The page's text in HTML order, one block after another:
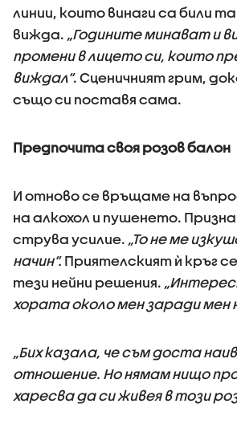
линии, които винаги са били
вижда. „Годините минават и
промени в лицето си, които
виждал“. Сценичният грим,
също си поставя сама.
Предпочита своя розов балон
И отново се връщаме на
на алкохол и пушенето.
струва усилие. „То не ме
начин“. Приятелският ѝ кръг
тези нейни решения.
хората около мен заради мен
„Бих казала, че съм доста
отношение. Но нямам нищо
харесва да си живея в този